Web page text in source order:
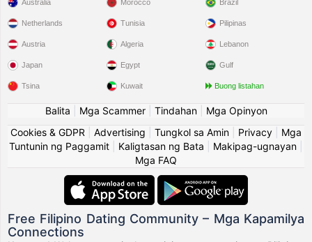
Australia
Netherlands
Austria
Japan
Tsina
Morocco
Tunisia
Algeria
Egypt
Kuwait
Brazil
Pilipinas
Lebanon
Gulf
Buong listahan
Balita Mga Scammer| Tindahan| Mga Opinyon
Cookies & GDPR
Advertising Tungkol sa Amin Privacy
Mga
Tuntunin ng Paggamit
Kaligtasan ng Bata Makipag-ugnayan
Mga FAQ
Free Filipino Dating Community – Mga Kapamilya
Connections